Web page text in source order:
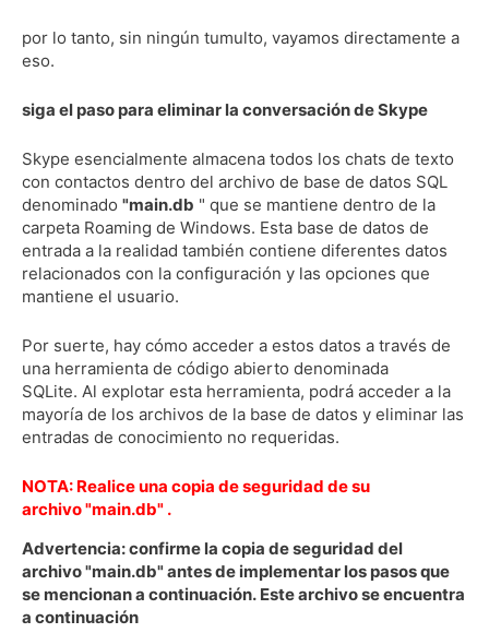
por lo tanto, sin ningún tumulto, vayamos directamente a
eso.
siga el paso para eliminar la conversación de Skype
Skype esencialmente almacena todos los chats de texto
con contactos dentro del archivo de base de datos SQL
denominado "main.db " que se mantiene dentro de la
carpeta Roaming de Windows. Esta base de datos de
entrada a la realidad también contiene diferentes datos
relacionados con la configuración y las opciones que
mantiene el usuario.
Por suerte, hay cómo acceder a estos datos a través de
una herramienta de código abierto denominada
SQLite. Al explotar esta herramienta, podrá acceder a la
mayoría de los archivos de la base de datos y eliminar las
entradas de conocimiento no requeridas.
NOTA: Realice una copia de seguridad de su
archivo"main.db" .
Advertencia: confirme la copia de seguridad del
archivo"main.db" antes de implementar los pasos que
se mencionan a continuación. Este archivo se encuentra
a continuación